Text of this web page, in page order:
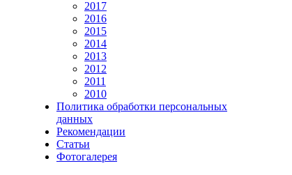
2017
2016
2015
2014
2013
2012
2011
2010
Политика обработки персональных
данных
Рекомендации
Статьи
Фотогалерея